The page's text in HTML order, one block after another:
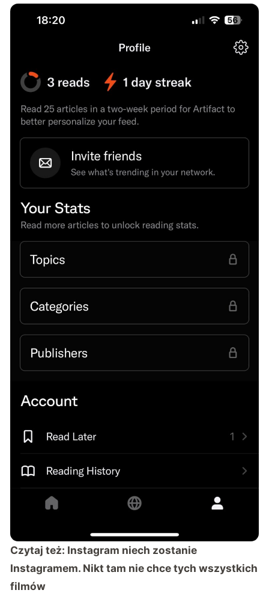
Czytaj też: Instagram niech zostanie
Instagramem. Nikt tam nie chce tych wszystkich
filmów